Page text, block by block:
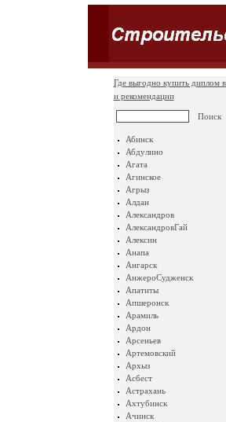
Где выгодно купить диплом
и рекомендации
Абинск
Абдулино
Агата
Агинское
Агрыз
Алдан
Александров
АлександровГай
Алексин
Анапа
Ангарск
АнжероСудженск
Апатиты
Апшеронск
Арамиль
Ардон
Арсеньев
Артемовский
Архыз
Асбест
Астрахань
Ахтубинск
Ачинск